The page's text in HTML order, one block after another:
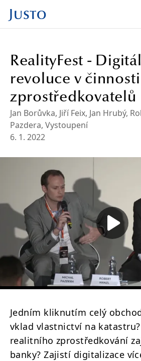
RealityFest -
revoluce v
zprostředkovatelů
Jan Borůvka, Jiří Feix, Jan Hrubý,
Pazdera, Vystoupení
6. 1. 2022
Jedním kliknutím celý
vklad vlastnictví na
realitního zprostředkování
banky? Zajistí digitalizace